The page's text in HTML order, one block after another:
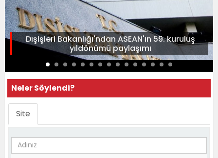
Dışişleri Bakanlığı'ndan ASEAN'ın 59. kuruluş
yıldönümü paylaşımı
Neler Söylendi?
Site